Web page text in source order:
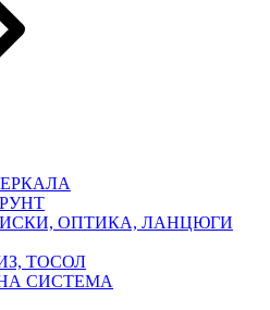
ОПТИКА, ЛАНЦЮГИ
ТОСОЛ
СИСТЕМА